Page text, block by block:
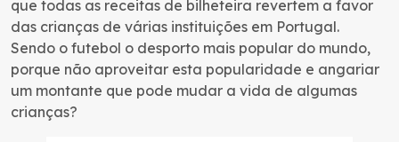
que todas as receitas de bilheteira revertem a favor
das crianças de várias instituições em Portugal.
Sendo o futebol o desporto mais popular do mundo,
porque não aproveitar esta popularidade e angariar
um montante que pode mudar a vida de algumas
crianças?